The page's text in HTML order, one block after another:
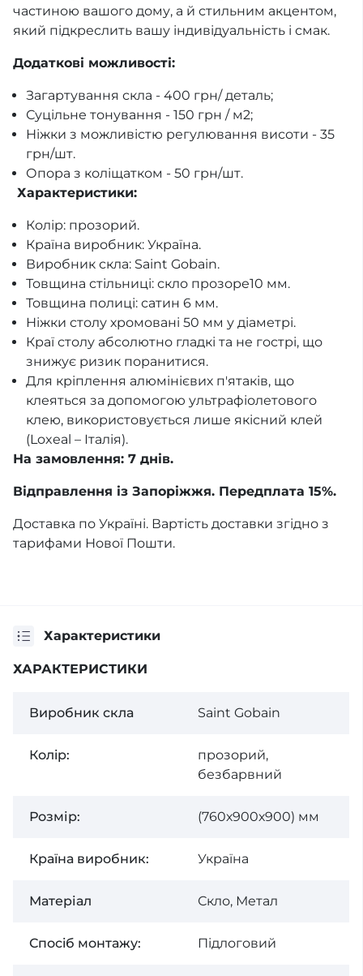
частиною вашого дому, а й стильним акцентом,
який підкреслить вашу індивідуальність і смак.
Додаткові можливості:
Загартування скла - 400 грн/ деталь;
Суцільне тонування - 150 грн / м2;
Ніжки з можливістю регулювання висоти - 35
грн/шт.
Опора з коліщатком - 50 грн/шт.
Характеристики:
Колір: прозорий.
Країна виробник: Україна.
Виробник скла: Saint Gobain.
Товщина стільниці: скло прозоре10 мм.
Товщина полиці: сатин 6 мм.
Ніжки столу хромовані 50 мм у діаметрі.
Краї столу абсолютно гладкі та не гострі, що
знижує ризик поранитися.
Для кріплення алюмінієвих п'ятаків, що
клеяться за допомогою ультрафіолетового
клею, використовується лише якісний клей
(Loxeal – Італія).
На замовлення: 7 днів.
Відправлення із Запоріжжя. Передплата 15%.
Доставка по Україні. Вартість доставки згідно з
тарифами Нової Пошти.
Характеристики
ХАРАКТЕРИСТИКИ
Виробник скла Saint Gobain
Колiр:
прозорий,
безбарвний
Розмір: (760х900х900) мм
Країна виробник: Україна
Матеріал Скло, Метал
Спосiб монтажу: Підлоговий